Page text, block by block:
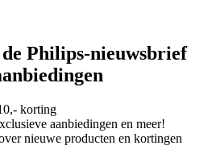
Philips-nieuwsbrief
korting
aanbiedingen en meer!
nieuwe producten en kortingen